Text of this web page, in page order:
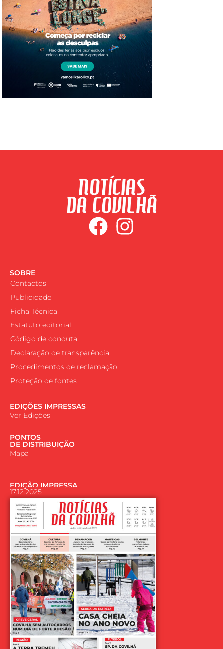
SOBRE
Contactos
Publicidade
Ficha Técnica
Estatuto editorial
Código de conduta
Declaração de transparência
Procedimentos de reclamação
Proteção de fontes
EDIÇÕES IMPRESSAS
Ver Edições
PONTOS
DE DISTRIBUIÇÃO
Mapa
EDIÇÃO IMPRESSA
17.12.2025